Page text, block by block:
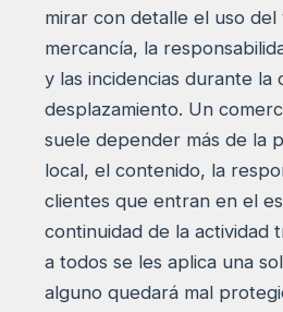
mirar con detalle el uso del
mercancía, la
y las incidencias durante la
desplazamiento. Un
suele depender más de la
local, el contenido, la
clientes que entran en el
continuidad de la actividad
a todos se les aplica una
alguno quedará mal